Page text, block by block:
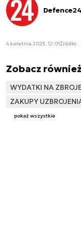
Defence24
4 kwietnia 2023, 12:01Źródło:
Zobacz również
WYDATKI NA
ZAKUPY
pokaż wszystkie